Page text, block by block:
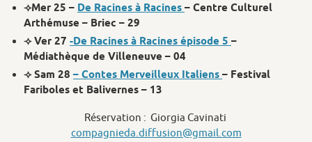
⟢Mer 25 – De Racines à Racines – Centre Culturel
Arthémuse – Briec – 29
⟢ Ver 27 -De Racines à Racines épisode 5 –
Médiathèque de Villeneuve – 04
⟢ Sam 28 – Contes Merveilleux Italiens – Festival
Fariboles et Balivernes – 13
Réservation : Giorgia Cavinati
compagnieda.diffusion@gmail.com